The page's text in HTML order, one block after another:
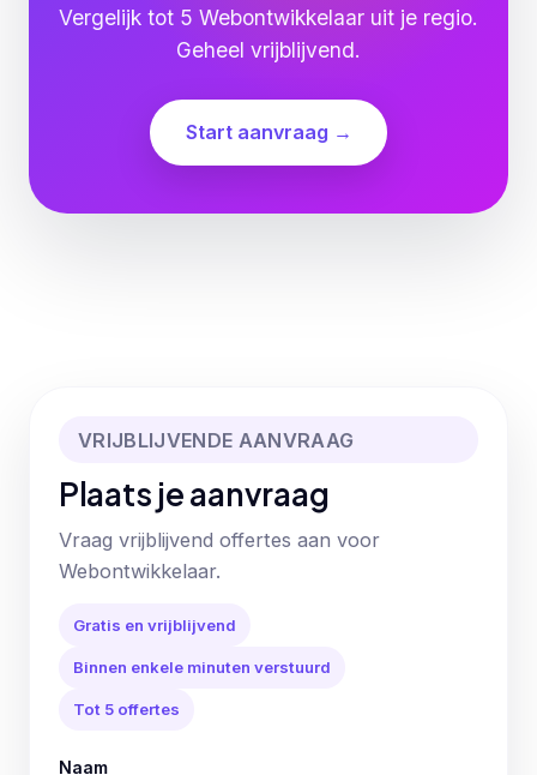
Vergelijk tot 5 Webontwikkelaar uit je regio.
Geheel vrijblijvend.
Start aanvraag →
VRIJBLIJVENDE AANVRAAG
Plaats je aanvraag
Vraag vrijblijvend offertes aan voor
Webontwikkelaar.
Gratis en vrijblijvend
Binnen enkele minuten verstuurd
Tot 5 offertes
Naam